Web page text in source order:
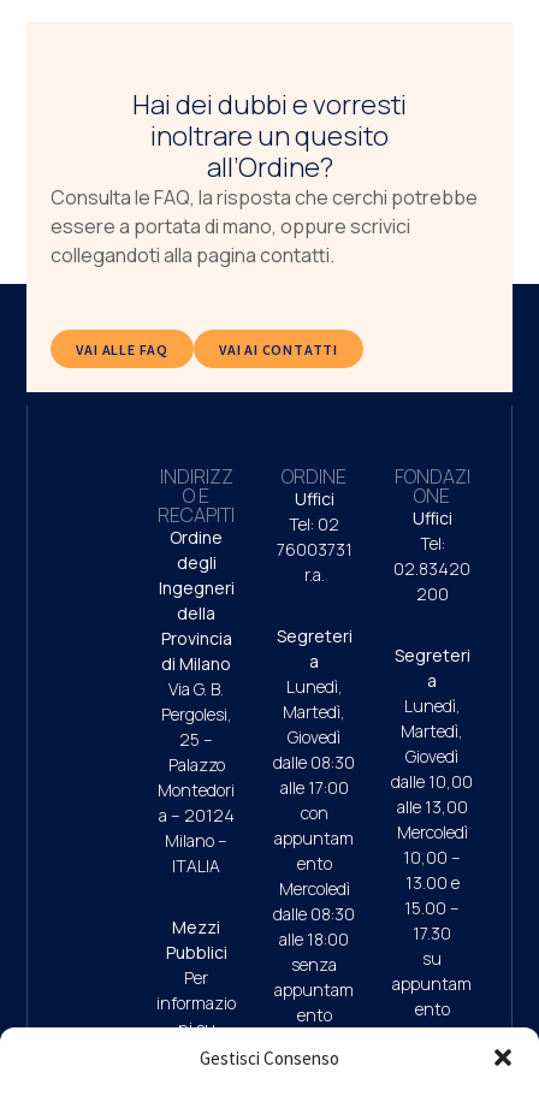
Gestisci Consenso
Hai dei dubbi e vorresti
inoltrare un quesito
all’Ordine?
Consulta le FAQ, la risposta che cerchi potrebbe
essere a portata di mano, oppure scrivici
collegandoti alla pagina contatti.
VAI ALLE FAQ VAI AI CONTATTI
INDIRIZZ
O E
RECAPITI
Ordine
degli
Ingegneri
della
Provincia
di Milano
Via G. B.
Pergolesi,
25 –
Palazzo
Montedori
a – 20124
Milano –
ITALIA
Mezzi
Pubblici
Per
informazio
ni su
mezzi
ORDINE
Uffici
Tel: 02
76003731
r.a.
Segreteri
a
Lunedì,
Martedì,
Giovedì
dalle 08:30
alle 17:00
con
appuntam
ento
Mercoledì
dalle 08:30
alle 18:00
senza
appuntam
ento
accesso
FONDAZI
ONE
Uffici
Tel:
02.83420
200
Segreteri
a
Lunedì,
Martedì,
Giovedì
dalle 10,00
alle 13,00
Mercoledì
10,00 –
13.00 e
15.00 –
17.30
su
appuntam
ento